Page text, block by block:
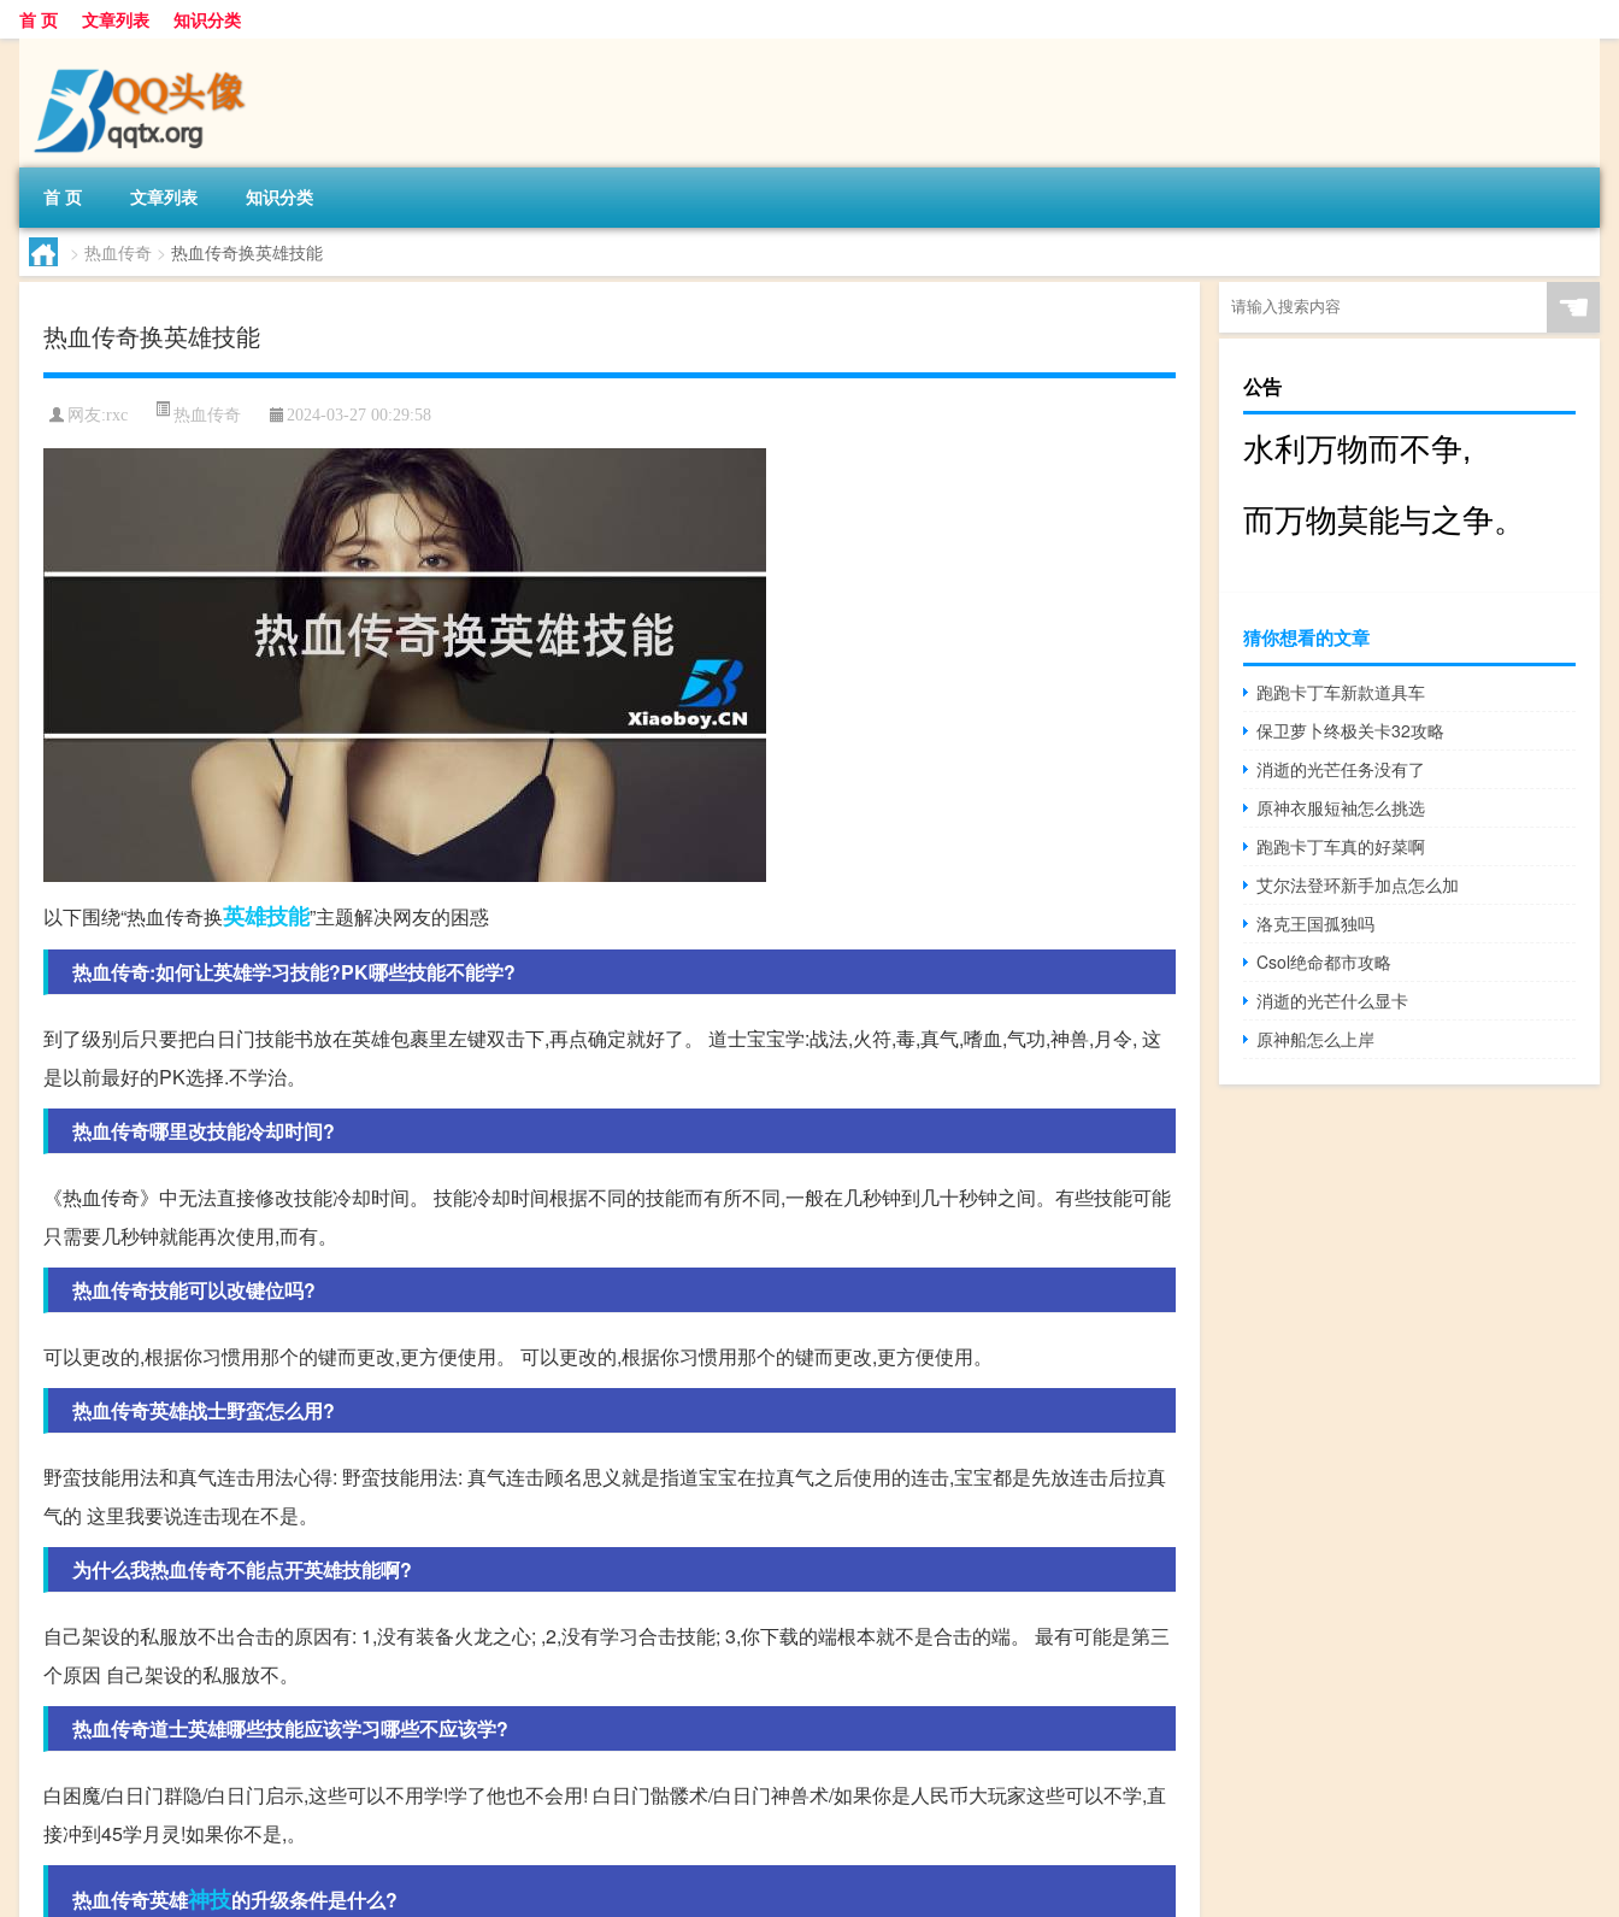
首 页 文章列表 知识分类
首 页 文章列表 知识分类
> 热血传奇 > 热血传奇换英雄技能
热血传奇换英雄技能
网友:rxc 热血传奇 2024-03-27 00:29:58
以下围绕“热血传奇换英雄技能”主题解决网友的困惑
热血传奇:如何让英雄学习技能?PK哪些技能不能学?
到了级别后只要把白日门技能书放在英雄包裹里左键双击下,再点确定就好了。 道士宝宝学:战法,火符,毒,真气,嗜血,气功,神兽,月令, 这
是以前最好的PK选择.不学治。
热血传奇哪里改技能冷却时间?
《热血传奇》中无法直接修改技能冷却时间。 技能冷却时间根据不同的技能而有所不同,一般在几秒钟到几十秒钟之间。有些技能可能
只需要几秒钟就能再次使用,而有。
热血传奇技能可以改键位吗?
可以更改的,根据你习惯用那个的键而更改,更方便使用。 可以更改的,根据你习惯用那个的键而更改,更方便使用。
热血传奇英雄战士野蛮怎么用?
野蛮技能用法和真气连击用法心得: 野蛮技能用法: 真气连击顾名思义就是指道宝宝在拉真气之后使用的连击,宝宝都是先放连击后拉真
气的 这里我要说连击现在不是。
为什么我热血传奇不能点开英雄技能啊?
自己架设的私服放不出合击的原因有: 1,没有装备火龙之心; ,2,没有学习合击技能; 3,你下载的端根本就不是合击的端。 最有可能是第三
个原因 自己架设的私服放不。
热血传奇道士英雄哪些技能应该学习哪些不应该学?
白困魔/白日门群隐/白日门启示,这些可以不用学!学了他也不会用! 白日门骷髅术/白日门神兽术/如果你是人民币大玩家这些可以不学,直
接冲到45学月灵!如果你不是,。
热血传奇英雄神技的升级条件是什么?
☚
公告
水利万物而不争,
而万物莫能与之争。
猜你想看的文章
跑跑卡丁车新款道具车
保卫萝卜终极关卡32攻略
消逝的光芒任务没有了
原神衣服短袖怎么挑选
跑跑卡丁车真的好菜啊
艾尔法登环新手加点怎么加
洛克王国孤独吗
Csol绝命都市攻略
消逝的光芒什么显卡
原神船怎么上岸